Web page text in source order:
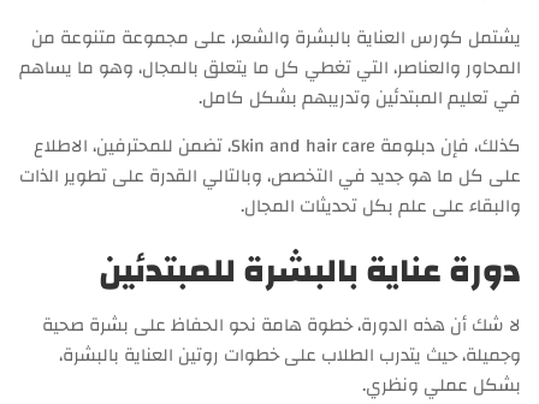
يشتمل كورس العناية بالبشرة والشعر، على مجموعة متنوعة من
المحاور والعناصر، التي تغطي كل ما يتعلق بالمجال، وهو ما يساهم
في تعليم المبتدئين وتدريبهم بشكل كامل.
كذلك، فإن دبلومة Skin and hair care، تضمن للمحترفين، الاطلاع
على كل ما هو جديد في التخصص، وبالتالي القدرة على تطوير الذات
والبقاء على علم بكل تحديثات المجال.
دورة عناية بالبشرة للمبتدئين
لا شك أن هذه الدورة، خطوة هامة نحو الحفاظ على بشرة صحية
وجميلة، حيث يتدرب الطلاب على خطوات روتين العناية بالبشرة،
بشكل عملي ونظري.